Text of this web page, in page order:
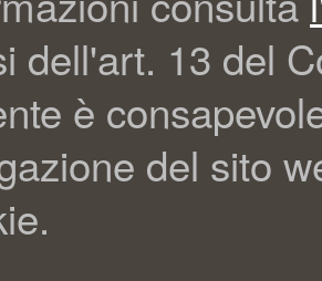
dell'art. 13 del
è
del sito